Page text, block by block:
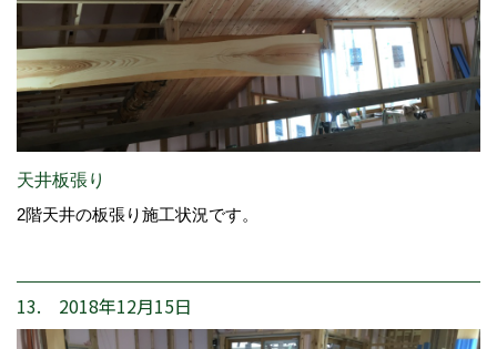
天井板張り
2階天井の板張り施工状況です。
13. 2018年12月15日